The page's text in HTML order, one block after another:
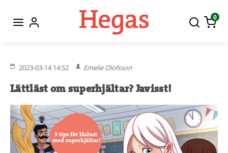
0
2023-03-14 14:52 Emelie Olofsson
Lättläst om superhjältar? Javisst!